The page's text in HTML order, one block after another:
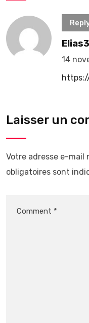
14
Laisser un
Votre adresse e-mail
obligatoires sont